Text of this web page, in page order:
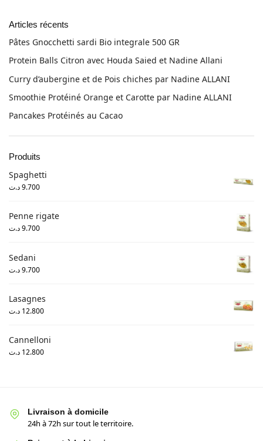
Articles récents
Pâtes Gnocchetti sardi Bio integrale 500 GR
Protein Balls Citron avec Houda Saied et Nadine Allani
Curry d’aubergine et de Pois chiches par Nadine ALLANI
Smoothie Protéiné Orange et Carotte par Nadine ALLANI
Pancakes Protéinés au Cacao
Produits
Spaghetti
9.700د.ت
Penne rigate
9.700د.ت
Sedani
9.700د.ت
Lasagnes
12.800 د.ت
Cannelloni
12.800 د.ت
Livraison à domicile
24h à 72h sur tout le territoire.